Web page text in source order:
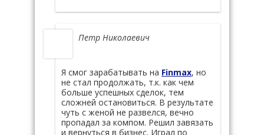
Петр Николаевич
Я смог зарабатывать на Finmax, но
не стал продолжать, т.к. как чем
больше успешных сделок, тем
сложней остановиться. В результате
чуть с женой не развелся, вечно
пропадал за компом. Решил завязать
и вернуться в бизнес. Играл по